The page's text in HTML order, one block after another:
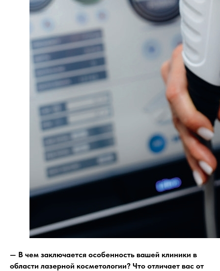
— В чем заключается особенность вашей клиники в
области лазерной косметологии? Что отличает вас от